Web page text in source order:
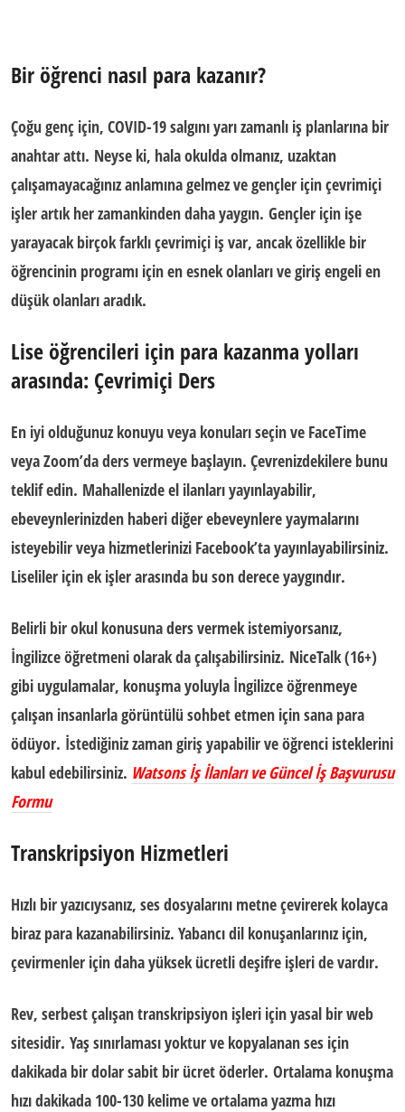
Bir öğrenci nasıl para kazanır?
Çoğu genç için, COVID-19 salgını yarı zamanlı iş planlarına bir
anahtar attı. Neyse ki, hala okulda olmanız, uzaktan
çalışamayacağınız anlamına gelmez ve gençler için çevrimiçi
işler artık her zamankinden daha yaygın. Gençler için işe
yarayacak birçok farklı çevrimiçi iş var, ancak özellikle bir
öğrencinin programı için en esnek olanları ve giriş engeli en
düşük olanları aradık.
Lise öğrencileri için para kazanma yolları
arasında: Çevrimiçi Ders
En iyi olduğunuz konuyu veya konuları seçin ve FaceTime
veya Zoom’da ders vermeye başlayın. Çevrenizdekilere bunu
teklif edin. Mahallenizde el ilanları yayınlayabilir,
ebeveynlerinizden haberi diğer ebeveynlere yaymalarını
isteyebilir veya hizmetlerinizi Facebook’ta yayınlayabilirsiniz.
Liseliler için ek işlerarasında bu son derece yaygındır.
Belirli bir okul konusuna ders vermek istemiyorsanız,
İngilizce öğretmeni olarak da çalışabilirsiniz. NiceTalk (16+)
gibi uygulamalar, konuşma yoluyla İngilizce öğrenmeye
çalışan insanlarla görüntülü sohbet etmen için sana para
ödüyor. İstediğiniz zaman giriş yapabilir ve öğrenci isteklerini
kabul edebilirsiniz. Watsons İş İlanları ve Güncel İş Başvurusu
Formu
Transkripsiyon Hizmetleri
Hızlı bir yazıcıysanız, ses dosyalarını metne çevirerek kolayca
biraz para kazanabilirsiniz. Yabancı dil konuşanlarınız için,
çevirmenler için daha yüksek ücretli deşifre işleri de vardır.
Rev, serbest çalışantranskripsiyon işleri için yasal bir web
sitesidir. Yaş sınırlaması yoktur ve kopyalanan ses için
dakikada bir dolar sabit bir ücret öderler. Ortalama konuşma
hızı dakikada 100-130 kelime ve ortalama yazma hızı